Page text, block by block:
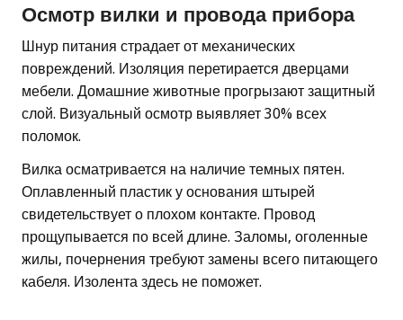
Осмотр вилки и провода прибора
Шнур питания страдает от механических
повреждений. Изоляция перетирается дверцами
мебели. Домашние животные прогрызают защитный
слой. Визуальный осмотр выявляет 30% всех
поломок.
Вилка осматривается на наличие темных пятен.
Оплавленный пластик у основания штырей
свидетельствует о плохом контакте. Провод
прощупывается по всей длине. Заломы, оголенные
жилы, почернения требуют замены всего питающего
кабеля. Изолента здесь не поможет.